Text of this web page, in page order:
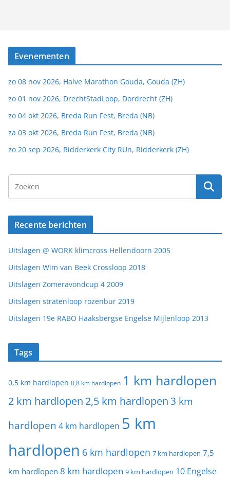
Evenementen
zo 08 nov 2026, Halve Marathon Gouda, Gouda (ZH)
zo 01 nov 2026, DrechtStadLoop, Dordrecht (ZH)
zo 04 okt 2026, Breda Run Fest, Breda (NB)
za 03 okt 2026, Breda Run Fest, Breda (NB)
zo 20 sep 2026, Ridderkerk City RUn, Ridderkerk (ZH)
Recente berichten
Uitslagen @ WORK klimcross Hellendoorn 2005
Uitslagen Wim van Beek Crossloop 2018
Uitslagen Zomeravondcup 4 2009
Uitslagen stratenloop rozenbur 2019
Uitslagen 19e RABO Haaksbergse Engelse Mijlenloop 2013
Tags
0,5 km hardlopen 0,8 km hardlopen 1 km hardlopen
2 km hardlopen 2,5 km hardlopen 3 km
hardlopen 4 km hardlopen 5 km
hardlopen 6 km hardlopen 7 km hardlopen 7,5
km hardlopen 8 km hardlopen 9 km hardlopen 10 Engelse